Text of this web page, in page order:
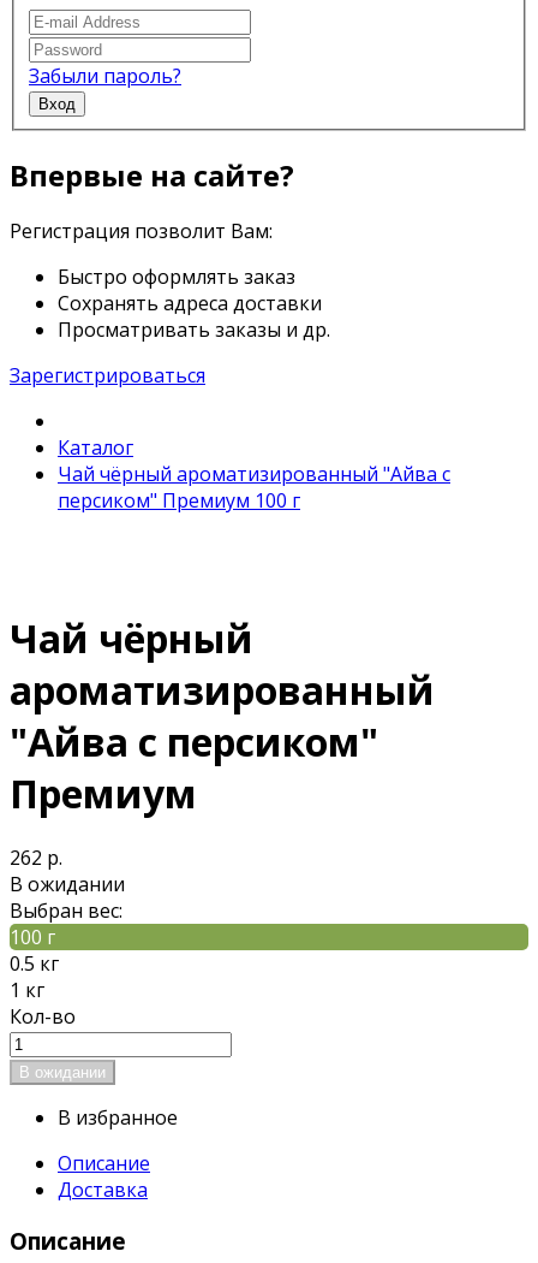
Забыли пароль?
Вход
Впервые на сайте?
Регистрация позволит Вам:
Быстро оформлять заказ
Сохранять адреса доставки
Просматривать заказы и др.
Зарегистрироваться
Каталог
Чай чёрный ароматизированный "Айва с
персиком" Премиум 100 г
Чай чёрный
ароматизированный
"Айва с персиком"
Премиум
262 р.
В ожидании
Выбран вес:
100 г
0.5 кг
1 кг
Кол-во
В избранное
Описание
Доставка
Описание